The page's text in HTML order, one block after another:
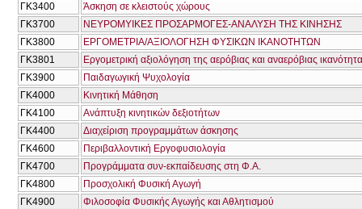
ΓΚ3400
Άσκηση σε κλειστούς χώρους
ΓΚ3700
ΝΕΥΡΟΜΥΙΚΕΣ ΠΡΟΣΑΡΜΟΓΕΣ-ΑΝΑΛΥΣΗ ΤΗΣ ΚΙΝΗΣΗΣ
ΓΚ3800
ΕΡΓΟΜΕΤΡΙΑ/ΑΞΙΟΛΟΓΗΣΗ ΦΥΣΙΚΩΝ ΙΚΑΝΟΤΗΤΩΝ
ΓΚ3801
Εργομετρική αξιολόγηση της αερόβιας και αναερόβιας
ΓΚ3900
Παιδαγωγική Ψυχολογία
ΓΚ4000
Κινητική Μάθηση
ΓΚ4100
Ανάπτυξη κινητικών δεξιοτήτων
ΓΚ4400
Διαχείριση προγραμμάτων άσκησης
ΓΚ4600
Περιβαλλοντική Εργοφυσιολογία
ΓΚ4700
Προγράμματα συν-εκπαίδευσης στη Φ.Α.
ΓΚ4800
Προσχολική Φυσική Αγωγή
ΓΚ4900
Φιλοσοφία Φυσικής Αγωγής και Αθλητισμού